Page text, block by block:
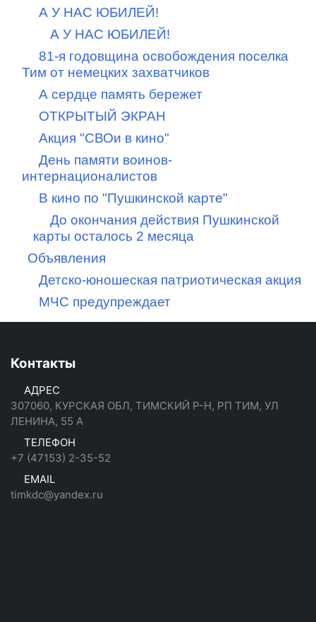
А У НАС ЮБИЛЕЙ!
А У НАС ЮБИЛЕЙ!
81-я годовщина освобождения поселка
Тим от немецких захватчиков
А сердце память бережет
ОТКРЫТЫЙ ЭКРАН
Акция "СВОи в кино"
День памяти воинов-
интернационалистов
В кино по "Пушкинской карте"
До окончания действия Пушкинской
карты осталось 2 месяца
Объявления
Детско-юношеская патриотическая акция
МЧС предупреждает
Контакты
АДРЕС
307060, КУРСКАЯ ОБЛ, ТИМСКИЙ Р-Н, РП ТИМ, УЛ
ЛЕНИНА, 55 А
ТЕЛЕФОН
+7 (47153) 2-35-52
EMAIL
timkdc@yandex.ru